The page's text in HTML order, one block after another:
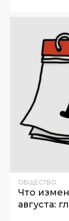
ОБЩЕСТВО
Что
августа: